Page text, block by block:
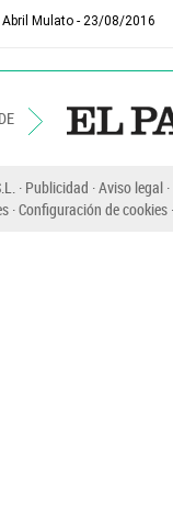
Abril Mulato 23/08/2016
Publicidad Aviso legal
Configuración de cookies